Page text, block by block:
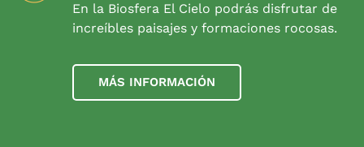
En la Biosfera El Cielo podrás disfrutar de
increíbles paisajes y formaciones rocosas.
MÁS INFORMACIÓN